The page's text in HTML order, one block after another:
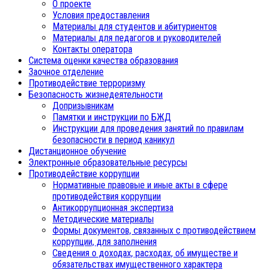
О проекте
Условия предоставления
Материалы для студентов и абитуриентов
Материалы для педагогов и руководителей
Контакты оператора
Система оценки качества образования
Заочное отделение
Противодействие терроризму
Безопасность жизнедеятельности
Допризывникам
Памятки и инструкции по БЖД
Инструкции для проведения занятий по правилам
безопасности в период каникул
Дистанционное обучение
Электронные образовательные ресурсы
Противодействие коррупции
Нормативные правовые и иные акты в сфере
противодействия коррупции
Антикоррупционная экспертиза
Методические материалы
Формы документов, связанных с противодействием
коррупции, для заполнения
Сведения о доходах, расходах, об имуществе и
обязательствах имущественного характера